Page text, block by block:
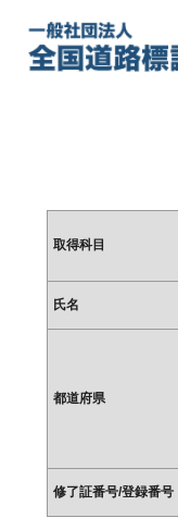
取得科目
氏名
都道府県
修了証番号/登録番号